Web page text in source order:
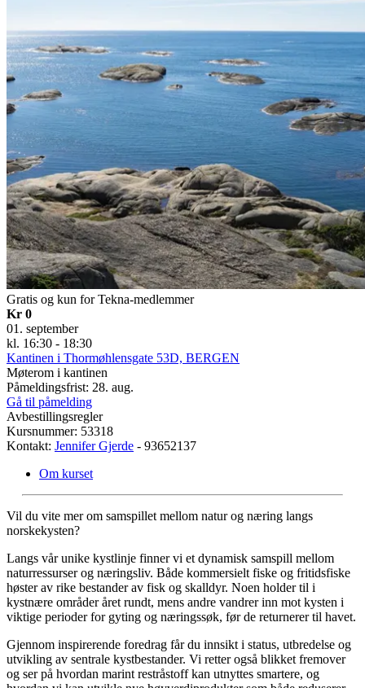
Gratis og kun for Tekna-medlemmer
Kr 0
01. september
kl. 16:30 - 18:30
Kantinen i Thormøhlensgate 53D, BERGEN
Møterom i kantinen
Påmeldingsfrist: 28. aug.
Gå til påmelding
Avbestillingsregler
Kursnummer: 53318
Kontakt: Jennifer Gjerde - 93652137
Om kurset
Vil du vite mer om samspillet mellom natur og næring langs
norskekysten?
Langs vår unike kystlinje finner vi et dynamisk samspill mellom
naturressurser og næringsliv. Både kommersielt fiske og fritidsfiske
høster av rike bestander av fisk og skalldyr. Noen holder til i
kystnære områder året rundt, mens andre vandrer inn mot kysten i
viktige perioder for gyting og næringssøk, før de returnerer til havet.
Gjennom inspirerende foredrag får du innsikt i status, utbredelse og
utvikling av sentrale kystbestander. Vi retter også blikket fremover
og ser på hvordan marint restråstoff kan utnyttes smartere, og